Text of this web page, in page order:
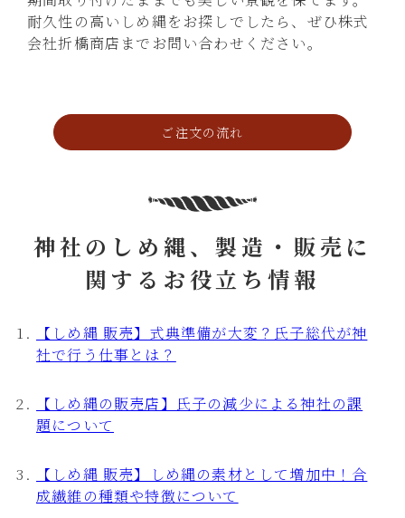
耐久性の高いしめ縄をお探しでしたら、ぜひ株式
会社折橋商店までお問い合わせください。
ご注文の流れ
神社のしめ縄、製造・販売に
関するお役立ち情報
【しめ縄 販売】式典準備が大変？氏子総代が神
社で行う仕事とは？
【しめ縄の販売店】氏子の減少による神社の課
題について
【しめ縄 販売】しめ縄の素材として増加中！合
成繊維の種類や特徴について